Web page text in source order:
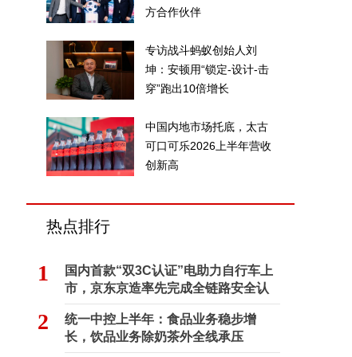
方合作伙伴
专访战斗蚂蚁创始人刘
坤：安顿用“锁定-设计-击
穿”跑出10倍增长
中国内地市场托底，太古
可口可乐2026上半年营收
创新高
热点排行
1
国内首款“双3C认证”电助力自行车上
市，京东京造率先完成全链路安全认
证
2
统一中控上半年：食品业务稳步增
长，饮品业务除奶茶外全线承压